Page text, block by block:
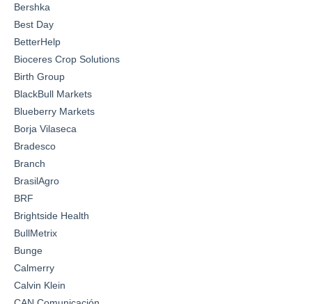
Bershka
Best Day
BetterHelp
Bioceres Crop Solutions
Birth Group
BlackBull Markets
Blueberry Markets
Borja Vilaseca
Bradesco
Branch
BrasilAgro
BRF
Brightside Health
BullMetrix
Bunge
Calmerry
Calvin Klein